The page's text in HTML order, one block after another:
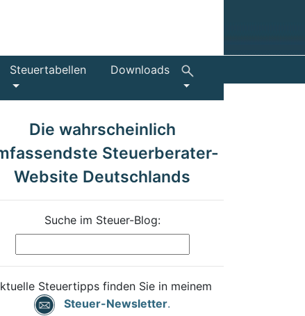
Steuertabellen Downloads
Die wahrscheinlich
Steuerberater-
Website Deutschlands
Suche im Steuer-Blog:
Steuertipps finden Sie in meinem
Steuer-Newsletter.